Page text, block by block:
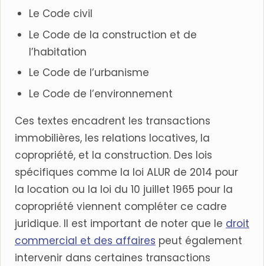
Le Code civil
Le Code de la construction et de
l’habitation
Le Code de l’urbanisme
Le Code de l’environnement
Ces textes encadrent les transactions
immobilières, les relations locatives, la
copropriété, et la construction. Des lois
spécifiques comme la loi ALUR de 2014 pour
la location ou la loi du 10 juillet 1965 pour la
copropriété viennent compléter ce cadre
juridique. Il est important de noter que le droit
commercial et des affaires peut également
intervenir dans certaines transactions